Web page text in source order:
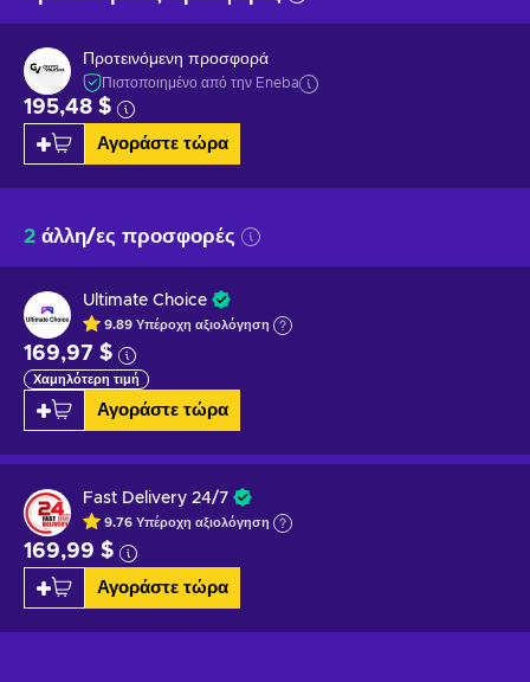
Προτεινόμενη προσφορά
Πιστοποιημένο από την Eneba
195,48 $
Αγοράστε τώρα
2 άλλη/ες προσφορές
Ultimate Choice
9.89 Υπέροχη αξιολόγηση
169,97 $
Χαμηλότερη τιμή
Αγοράστε τώρα
Fast Delivery 24/7
9.76 Υπέροχη αξιολόγηση
169,99 $
Αγοράστε τώρα